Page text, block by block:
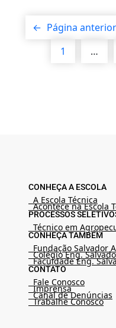
← Página anterior
1
…
CONHEÇA A ESCOLA
A Escola Técnica
Acontece na Escola
PROCESSOS
Técnico em
CONHEÇA TAMBÉM
Fundação Salvador
Colégio Eng.
Faculdade Eng.
CONTATO
Fale Conosco
Imprensa
Canal de Denúncias
Trabalhe Conosco